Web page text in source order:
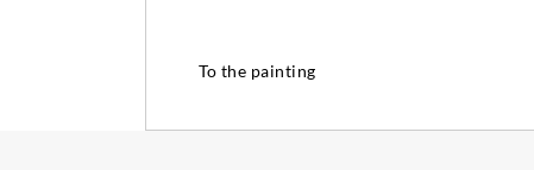
To the painting